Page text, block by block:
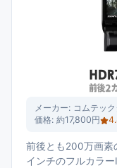
メーカー: コムテック
価格: 約17,800円
前後とも200万画素
インチのフルカラ